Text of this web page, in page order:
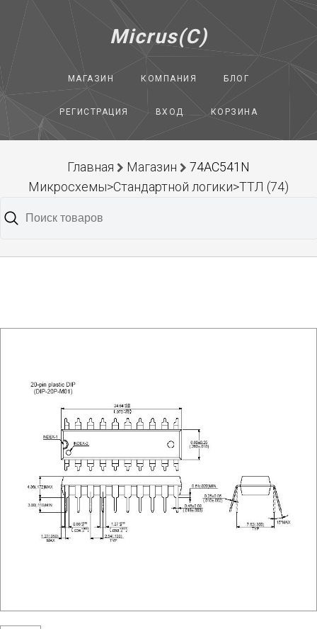
Micrus(C)
МАГАЗИН КОМПАНИЯ БЛОГ
РЕГИСТРАЦИЯ ВХОД КОРЗИНА
Главная Магазин
74AC541N
Микросхемы>Стандартной логики>ТТЛ (74)